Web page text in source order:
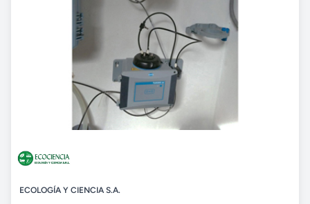
ECOLOGÍA Y CIENCIA S.A.